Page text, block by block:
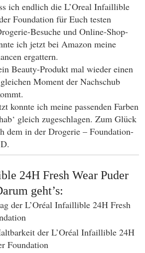
ich endlich die L’Oreal Infaillible
Foundation für Euch testen
Besuche und Online-Shop-
ich jetzt bei Amazon meine
ergattern.
Beauty-Produkt mal wieder einen
Moment der Nachschub
konnte ich meine passenden Farben
gleich zugeschlagen. Zum Glück
dem in der Drogerie – Foundation-
24H Fresh Wear Puder
geht’s:
der L’Oréal Infaillible 24H Fresh
der L’Oréal Infaillible 24H
Foundation